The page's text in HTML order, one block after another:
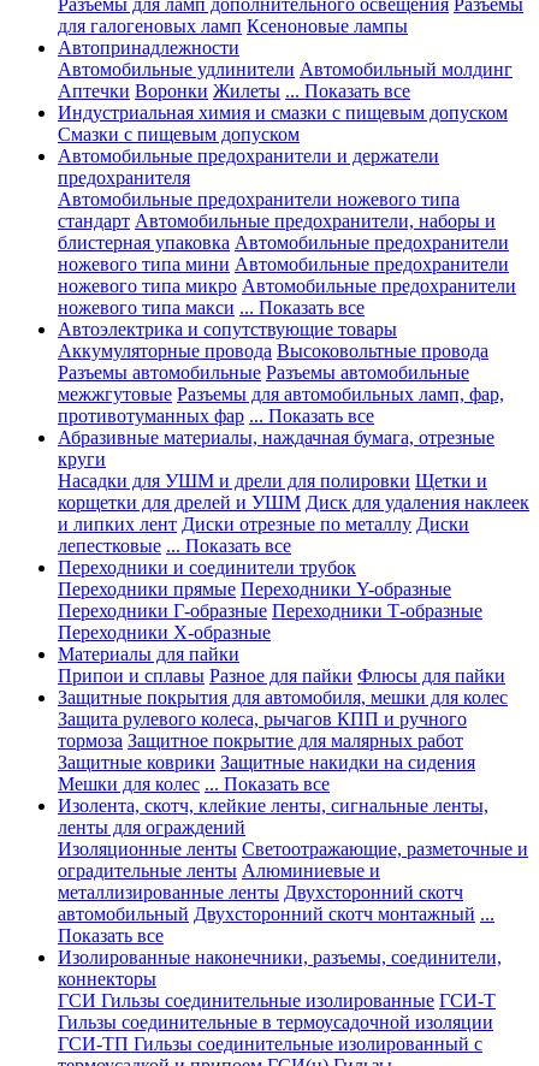
Разъемы для ламп дополнительного освещения Разъемы
для галогеновых ламп Ксеноновые лампы
Автопринадлежности
Автомобильные удлинители Автомобильный молдинг
Аптечки Воронки Жилеты ... Показать все
Индустриальная химия и смазки с пищевым допуском
Смазки с пищевым допуском
Автомобильные предохранители и держатели
предохранителя
Автомобильные предохранители ножевого типа
стандарт Автомобильные предохранители, наборы и
блистерная упаковка Автомобильные предохранители
ножевого типа мини Автомобильные предохранители
ножевого типа микро Автомобильные предохранители
ножевого типа макси ... Показать все
Автоэлектрика и сопутствующие товары
Аккумуляторные провода Высоковольтные провода
Разъемы автомобильные Разъемы автомобильные
межжгутовые Разъемы для автомобильных ламп, фар,
противотуманных фар ... Показать все
Абразивные материалы, наждачная бумага, отрезные
круги
Насадки для УШМ и дрели для полировки Щетки и
корщетки для дрелей и УШМ Диск для удаления наклеек
и липких лент Диски отрезные по металлу Диски
лепестковые ... Показать все
Переходники и соединители трубок
Переходники прямые Переходники Y-образные
Переходники Г-образные Переходники Т-образные
Переходники Х-образные
Материалы для пайки
Припои и сплавы Разное для пайки Флюсы для пайки
Защитные покрытия для автомобиля, мешки для колес
Защита рулевого колеса, рычагов КПП и ручного
тормоза Защитное покрытие для малярных работ
Защитные коврики Защитные накидки на сидения
Мешки для колес ... Показать все
Изолента, скотч, клейкие ленты, сигнальные ленты,
ленты для ограждений
Изоляционные ленты Светоотражающие, разметочные и
оградительные ленты Алюминиевые и
металлизированные ленты Двухсторонний скотч
автомобильный Двухсторонний скотч монтажный ...
Показать все
Изолированные наконечники, разъемы, соединители,
коннекторы
ГСИ Гильзы соединительные изолированные ГСИ-Т
Гильзы соединительные в термоусадочной изоляции
ГСИ-ТП Гильзы соединительные изолированный с